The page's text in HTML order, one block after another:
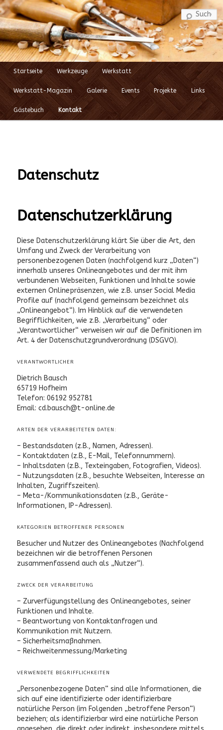
Hauptmenü
Zum
Inhalt
wechseln
Startseite Werkzeuge Werkstatt
Werkstatt-Magazin Galerie Events Projekte Links
Gästebuch Kontakt
Datenschutz
Datenschutzerklärung
Diese Datenschutzerklärung klärt Sie über die Art, den
Umfang und Zweck der Verarbeitung von
personenbezogenen Daten (nachfolgend kurz „Daten“)
innerhalb unseres Onlineangebotes und der mit ihm
verbundenen Webseiten, Funktionen und Inhalte sowie
externen Onlinepräsenzen, wie z.B. unser Social Media
Profile auf (nachfolgend gemeinsam bezeichnet als
„Onlineangebot“). Im Hinblick auf die verwendeten
Begrifflichkeiten, wie z.B. „Verarbeitung“ oder
„Verantwortlicher“ verweisen wir auf die Definitionen im
Art. 4 der Datenschutzgrundverordnung (DSGVO).
VERANTWORTLICHER
Dietrich Bausch
65719 Hofheim
Telefon: 06192 952781
Email: cd.bausch@t-online.de
ARTEN DER VERARBEITETEN DATEN:
– Bestandsdaten (z.B., Namen, Adressen).
– Kontaktdaten (z.B., E-Mail, Telefonnummern).
– Inhaltsdaten (z.B., Texteingaben, Fotografien, Videos).
– Nutzungsdaten (z.B., besuchte Webseiten, Interesse an
Inhalten, Zugriffszeiten).
– Meta-/Kommunikationsdaten (z.B., Geräte-
Informationen, IP-Adressen).
KATEGORIEN BETROFFENER PERSONEN
Besucher und Nutzer des Onlineangebotes (Nachfolgend
bezeichnen wir die betroffenen Personen
zusammenfassend auch als „Nutzer“).
ZWECK DER VERARBEITUNG
– Zurverfügungstellung des Onlineangebotes, seiner
Funktionen und Inhalte.
– Beantwortung von Kontaktanfragen und
Kommunikation mit Nutzern.
– Sicherheitsmaßnahmen.
– Reichweitenmessung/Marketing
VERWENDETE BEGRIFFLICHKEITEN
„Personenbezogene Daten“ sind alle Informationen, die
sich auf eine identifizierte oder identifizierbare
natürliche Person (im Folgenden „betroffene Person“)
beziehen; als identifizierbar wird eine natürliche Person